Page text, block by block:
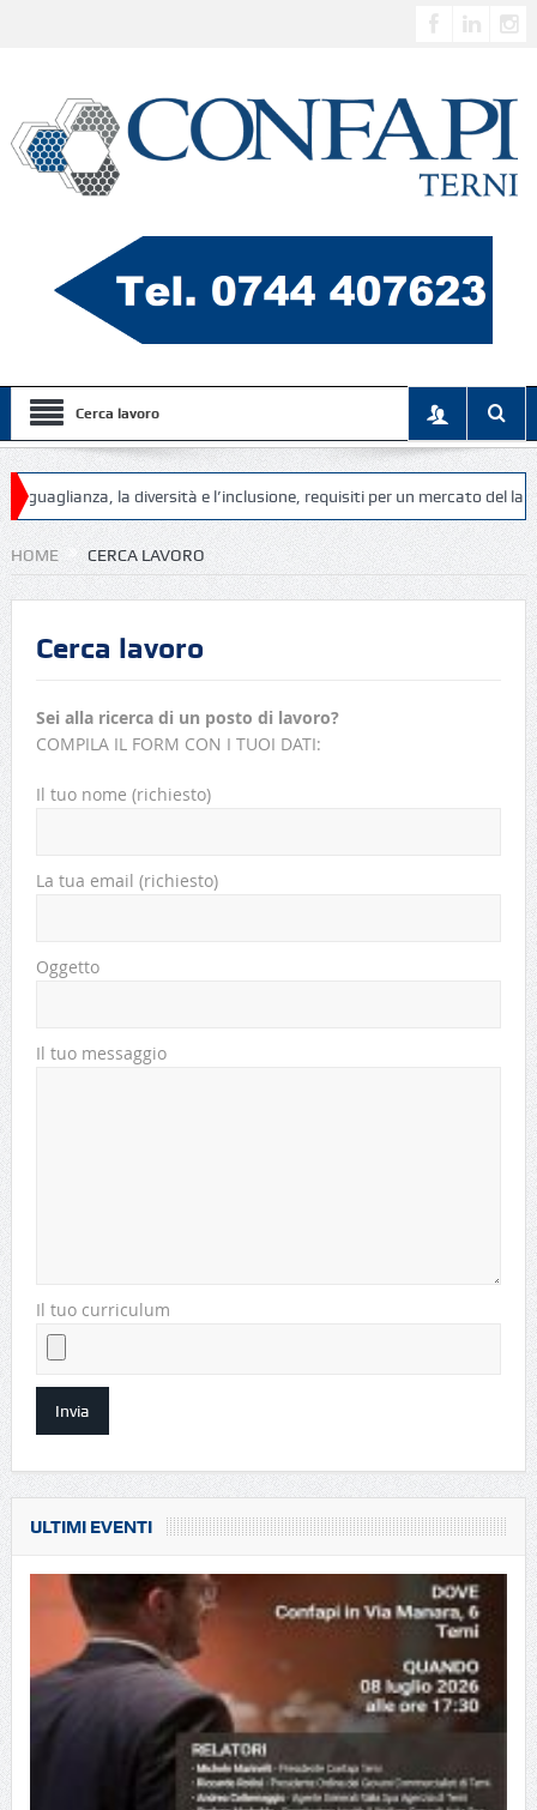
Cerca lavoro
la diversità e l’inclusione, requisiti per un mercato del lavoro
HOME CERCA LAVORO
Cerca lavoro
Sei alla ricerca di un posto di lavoro?
COMPILA IL FORM CON I TUOI DATI:
Il tuo nome (richiesto)
La tua email (richiesto)
Oggetto
Il tuo messaggio
Il tuo curriculum
ULTIMI EVENTI